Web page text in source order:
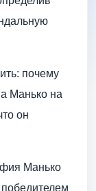
почему
Манько на
он
Манько